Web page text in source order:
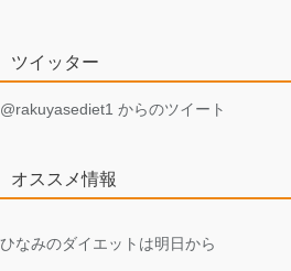
ツイッター
@rakuyasediet1 からのツイート
オススメ情報
ひなみのダイエットは明日から